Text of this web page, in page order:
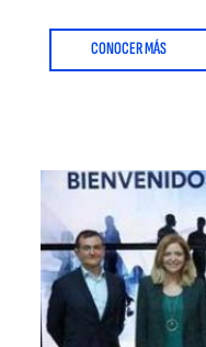
CONOCER MÁS